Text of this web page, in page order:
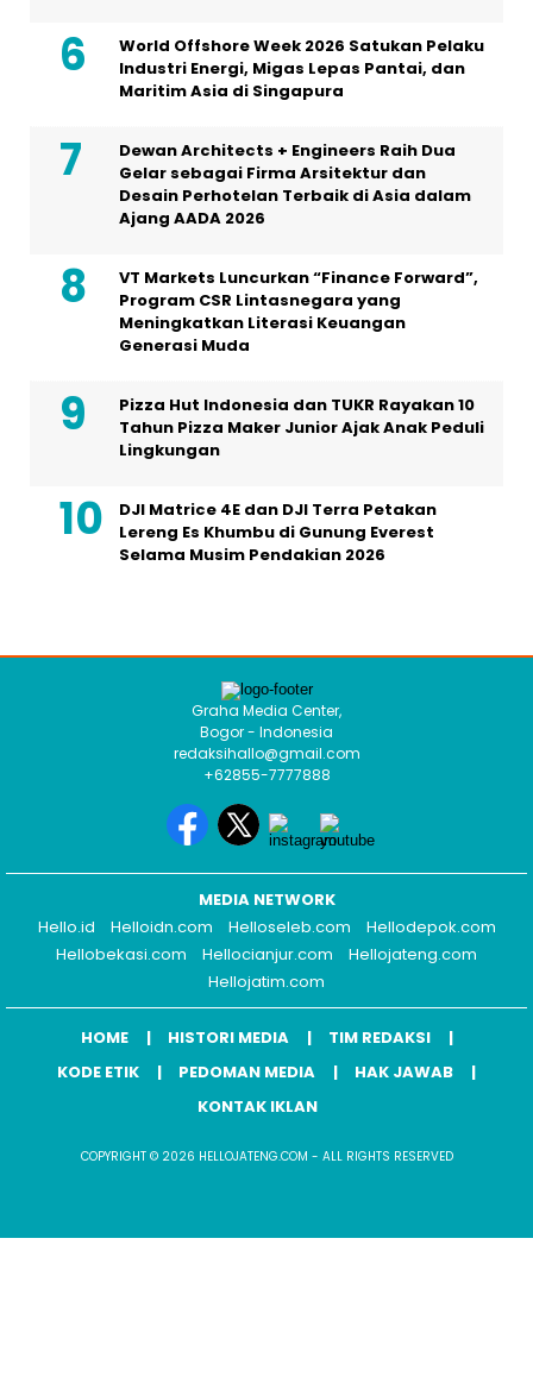
World Offshore Week 2026 Satukan Pelaku
Industri Energi, Migas Lepas Pantai, dan
Maritim Asia di Singapura
Dewan Architects + Engineers Raih Dua
Gelar sebagai Firma Arsitektur dan
Desain Perhotelan Terbaik di Asia dalam
Ajang AADA 2026
VT Markets Luncurkan “Finance Forward”,
Program CSR Lintasnegara yang
Meningkatkan Literasi Keuangan
Generasi Muda
Pizza Hut Indonesia dan TUKR Rayakan 10
Tahun Pizza Maker Junior Ajak Anak Peduli
Lingkungan
DJI Matrice 4E dan DJI Terra Petakan
Lereng Es Khumbu di Gunung Everest
Selama Musim Pendakian 2026
Graha Media Center,
Bogor - Indonesia
redaksihallo@gmail.com
+62855-7777888
MEDIA NETWORK
Hello.id
Helloidn.com Helloseleb.com
Hellodepok.com
Hellobekasi.com
Hellocianjur.com
Hellojateng.com
Hellojatim.com
HOME HISTORI MEDIA
TIM REDAKSI
KODE ETIK
PEDOMAN MEDIA
HAK JAWAB
KONTAK IKLAN
COPYRIGHT © 2026 HELLOJATENG.COM - ALL RIGHTS RESERVED